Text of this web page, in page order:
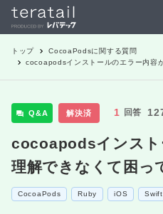
トップ CocoaPodsに関する質問
cocoapodsインストールのエラー内容
Q&A 解決済 1 回答
cocoapodsインスト
理解できなくて困っ
CocoaPods Ruby iOS Swift